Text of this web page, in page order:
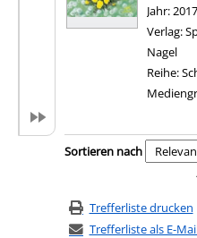
Jahr:2017
Verlag:
Nagel
Reihe:
Zu den Suchfiltern
Sortieren nach
Trefferliste drucken
Trefferliste als E-